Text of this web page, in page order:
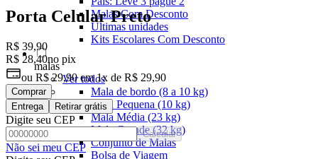
Malas Com Desconto
Últimas unidades
Kits Escolares Com Desconto
malas
Ver todos
Mala de bordo (8 a 10 kg)
Mala Pequena (10 kg)
Mala Média (23 kg)
Mala Grande (32 kg)
Conjunto de Malas
Bolsa de Viagem
Porta Celular Preto
R$ 39,90
R$ 28,40no pix
ou R$ 29,90 em1x de R$ 29,90
Comprar
Entrega
Retirar grátis
Digite seu CEP
Calcular
Não sei meu CEP